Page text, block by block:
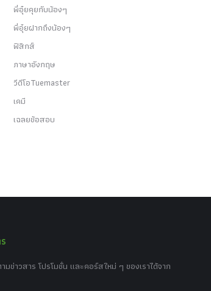
พี่อุ๋ยคุยกับน้องๆ
พี่อุ๋ยฝากถึงน้องๆ
ฟิสิกส์
ภาษาอังกฤษ
วีดีโอTuemaster
เคมี
เฉลยข้อสอบ
ข่าวสาร โปรโมชั่น และคอร์สใหม่ ๆ ของเราได้จาก